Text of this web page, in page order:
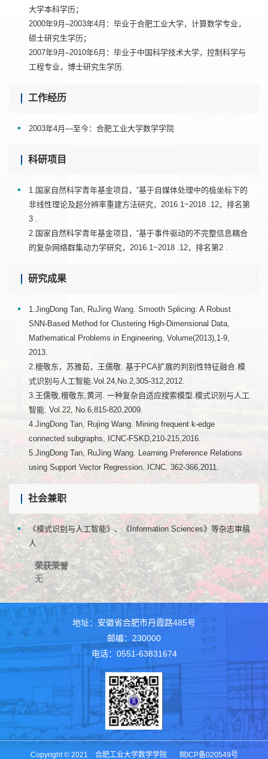
大学本科学历；
2000年9月–2003年4月：毕业于合肥工业大学，计算数学专业，
硕士研究生学历；
2007年9月–2010年6月：毕业于中国科学技术大学，控制科学与
工程专业，博士研究生学历.
工作经历
2003年4月—至今：合肥工业大学数学学院
科研项目
1.国家自然科学青年基金项目，“基于自媒体处理中的极坐标下的
非线性理论及超分辨率重建方法研究，2016.1~2018 .12，排名第
3 .
2.国家自然科学青年基金项目，“基于事件驱动的不完整信息耦合
的复杂网络群集动力学研究，2016.1~2018 .12，排名第2 .
研究成果
1.JingDong Tan, RuJing Wang. Smooth Splicing: A Robust
SNN-Based Method for Clustering High-Dimensional Data,
Mathematical Problems in Engineering, Volume(2013),1-9,
2013.
2.檀敬东，苏雅茹，王儒敬. 基于PCA扩展的判别性特征融合.模
式识别与人工智能.Vol.24,No.2,305-312,2012.
3.王儒敬,檀敬东,黄河. 一种复杂自适应搜索模型.模式识别与人工
智能. Vol.22, No.6,815-820,2009.
4.JingDong Tan, Rujing Wang. Mining frequent k-edge
connected subgraphs, ICNC-FSKD,210-215,2016.
5.JingDong Tan, RuJing Wang. Learning Preference Relations
using Support Vector Regression. ICNC. 362-366,2011.
社会兼职
《模式识别与人工智能》、《Information Sciences》等杂志审稿
人
荣获荣誉
无
地址：安徽省合肥市丹霞路485号
邮编：230000
电话：0551-63831674
Copyright © 2021 合肥工业大学数学学院 皖ICP备020549号